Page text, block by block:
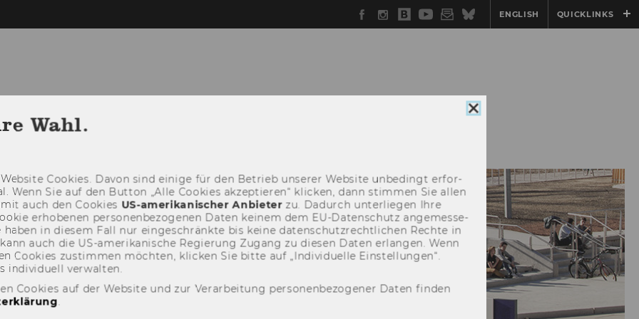
Facebook
Instagram
WU
Blog
YouTube
Newsletter
BlueskyENGLISH QUICKLINKS
@WU
Cookie
Wahl.
Coo­kies. Davon sind ei­ni­ge für den Be­trieb un­se­rer Web­site un­be­dingt er­for­
Wenn Sie auf den But­ton „Alle Coo­kies ak­zep­tie­ren“ kli­cken, dann stim­men Sie allen
auch den Coo­kies US-​amerikanischer An­bie­terzu. Da­durch un­ter­lie­gen Ihre
er­ho­be­nen per­so­nen­be­zo­ge­nen Daten kei­nem dem EU-​Datenschutz an­ge­mes­se­
haben in die­sem Fall nur ein­ge­schränk­te bis keine da­ten­schutz­recht­li­chen Rech­te in
auch die US-​amerikanische Re­gie­rung Zu­gang zu die­sen Daten er­lan­gen. Wenn
Coo­kies zu­stim­men möch­ten, kli­cken Sie bitte auf „In­di­vi­du­el­le Ein­stel­lun­gen“.
in­di­vi­du­ell ver­wal­ten.
Cookies auf der Website und zur Verarbeitung personenbezogener Daten finden
.